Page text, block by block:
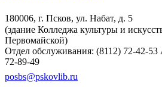
180006, г. Псков, ул. Набат, д. 5
(здание Колледжа культуры и
Первомайской)
Отдел обслуживания: (8112) 72-42-53
72-89-49
posbs@pskovlib.ru